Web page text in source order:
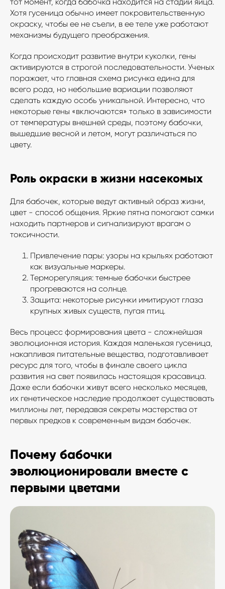
Хотя гусеница обычно имеет покровительственную
окраску, чтобы ее не съели, в ее теле уже работают
механизмы будущего преображения.
Когда происходит развитие внутри куколки, гены
активируются в строгой последовательности. Ученых
поражает, что главная схема рисунка едина для
всего рода, но небольшие вариации позволяют
сделать каждую особь уникальной. Интересно, что
некоторые гены «включаются» только в зависимости
от температуры внешней среды, поэтому бабочки,
вышедшие весной и летом, могут различаться по
цвету.
Роль окраски в жизни насекомых
Для бабочек, которые ведут активный образ жизни,
цвет - способ общения. Яркие пятна помогают самки
находить партнеров и сигнализируют врагам о
токсичности.
Привлечение пары: узоры на крыльях работают
как визуальные маркеры.
Терморегуляция: темные бабочки быстрее
прогреваются на солнце.
Защита: некоторые рисунки имитируют глаза
крупных живых существ, пугая птиц.
Весь процесс формирования цвета - сложнейшая
эволюционная история. Каждая маленькая гусеница,
накапливая питательные вещества, подготавливает
ресурс для того, чтобы в финале своего цикла
развития на свет появилась настоящая красавица.
Даже если бабочки живут всего несколько месяцев,
их генетическое наследие продолжает существовать
миллионы лет, передавая секреты мастерства от
первых предков к современным видам бабочек.
Почему бабочки
эволюционировали вместе с
первыми цветами